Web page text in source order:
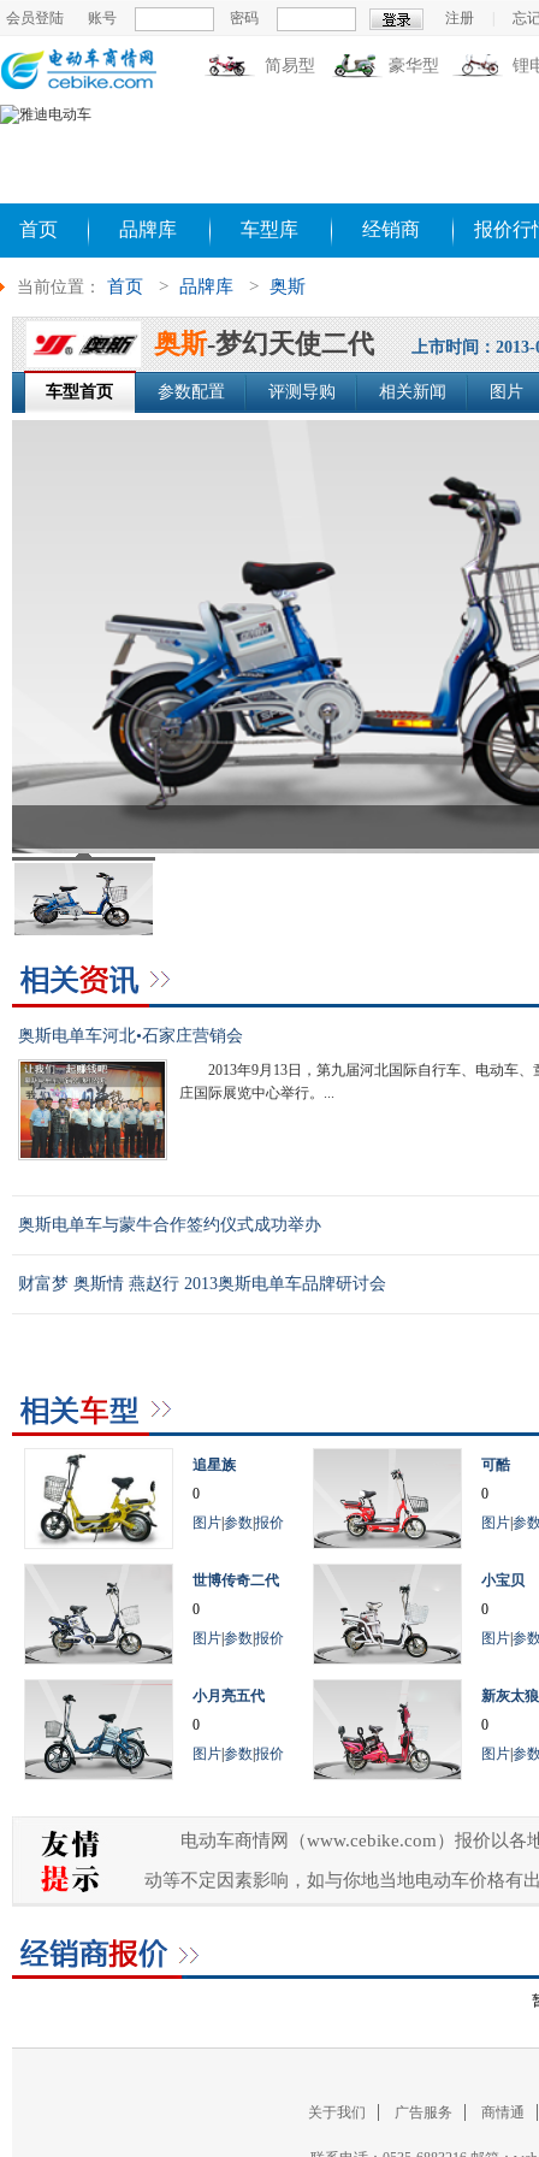
会员登陆 账号 密码 注册 忘
简易型 豪华型 锂
首页 品牌库 车型库 经销商 报价行
当前位置： 首页 > 品牌库 > 奥斯
奥斯-梦幻天使二代 上市时间：2013-
车型首页 参数配置 评测导购 相关新闻 图片
奥斯电单车河北•石家庄营销会
2013年9月13日，第九届河北国际自行车、电动车
庄国际展览中心举行。...
奥斯电单车与蒙牛合作签约仪式成功举办
财富梦 奥斯情 燕赵行 2013奥斯电单车品牌研讨会
追星族
0
图片参数报价
可酷
0
图片参
世博传奇二代
0
图片参数报价
小宝贝
0
图片参
小月亮五代
0
图片参数报价
新灰太狼
0
图片参
电动车商情网（www.cebike.com）报价以
动等不定因素影响，如与你地当地电动车价格有
关于我们 广告服务 商情通